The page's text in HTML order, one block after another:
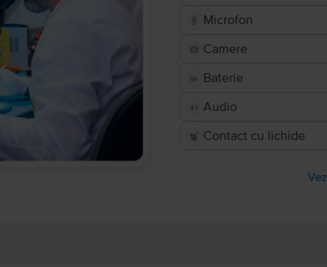
Microfon
Camere
Baterie
Audio
Contact cu lichide